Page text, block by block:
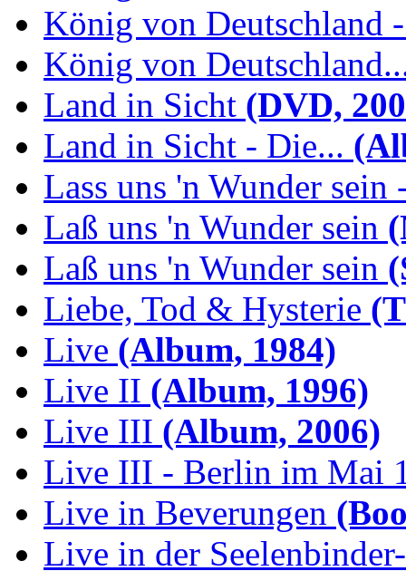
König von Deutschland
König von
Land in Sicht (DVD,
Land in Sicht - Die...
Lass uns 'n Wunder sein
Laß uns 'n Wunder sein
Laß uns 'n Wunder sein
Liebe, Tod & Hysterie
Live (Album, 1984)
Live II (Album, 1996)
Live III (Album, 2006)
Live III - Berlin im Mai
Live in Beverungen
Live in der